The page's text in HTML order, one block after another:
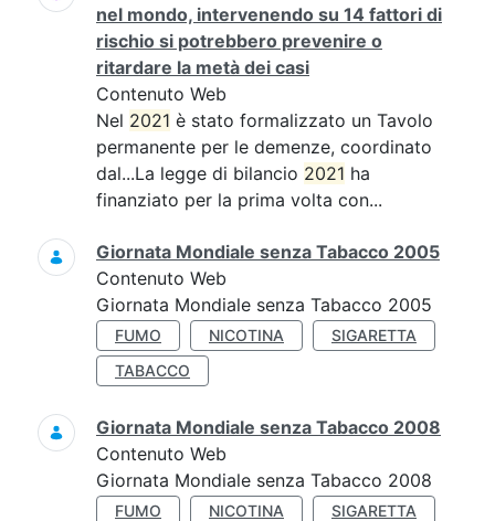
nel mondo, intervenendo su 14 fattori di
rischio si potrebbero prevenire o
ritardare la metà dei casi
Contenuto Web
Nel 2021 è stato formalizzato un Tavolo
permanente per le demenze, coordinato
dal...La legge di bilancio 2021 ha
finanziato per la prima volta con...
Giornata Mondiale senza Tabacco 2005
Contenuto Web
Giornata Mondiale senza Tabacco 2005
FUMO NICOTINA
SIGARETTA
TABACCO
Giornata Mondiale senza Tabacco 2008
Contenuto Web
Giornata Mondiale senza Tabacco 2008
FUMO NICOTINA
SIGARETTA